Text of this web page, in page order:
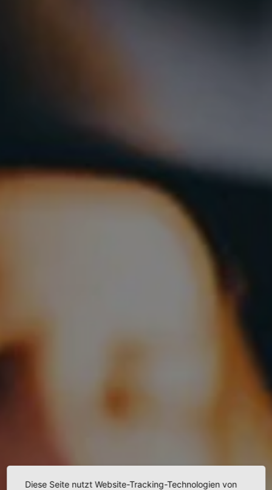
Diese Seite nutzt Website-Tracking-Technologien von